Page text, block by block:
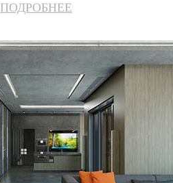
ПОДРОБНЕЕ